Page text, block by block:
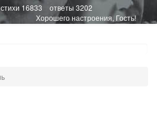
стихи 16833 ответы 3202
Хорошего настроения, Гость!